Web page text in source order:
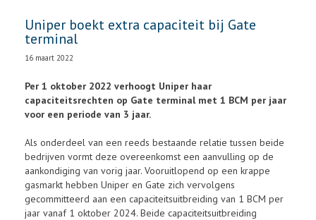
Uniper boekt extra capaciteit bij Gate
terminal
16 maart 2022
Per 1 oktober 2022 verhoogt Uniper haar
capaciteitsrechten op Gate terminal met 1 BCM per jaar
voor een periode van 3 jaar.
Als onderdeel van een reeds bestaande relatie tussen beide
bedrijven vormt deze overeenkomst een aanvulling op de
aankondiging van vorig jaar. Vooruitlopend op een krappe
gasmarkt hebben Uniper en Gate zich vervolgens
gecommitteerd aan een capaciteitsuitbreiding van 1 BCM per
jaar vanaf 1 oktober 2024. Beide capaciteitsuitbreiding